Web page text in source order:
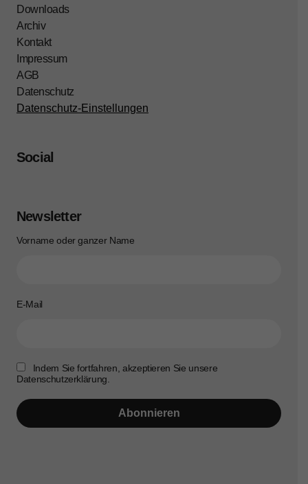
Downloads
Archiv
Kontakt
Impressum
AGB
Datenschutz
Datenschutz-Einstellungen
Social
Newsletter
Vorname oder ganzer Name
E-Mail
Indem Sie fortfahren, akzeptieren Sie unsere
Datenschutzerklärung.